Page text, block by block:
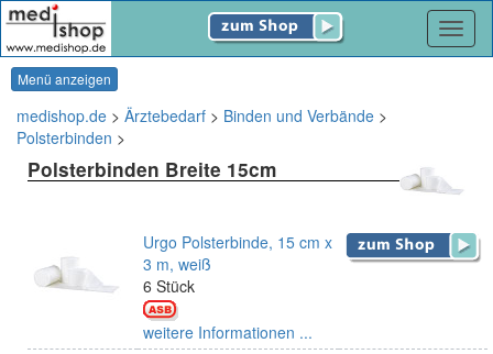
Menü anzeigen
medishop.de > Ärztebedarf > Binden und Verbände >
Polsterbinden >
Polsterbinden Breite 15cm
Urgo Polsterbinde, 15 cm x
3 m, weiß
6 Stück
weitere Informationen ...